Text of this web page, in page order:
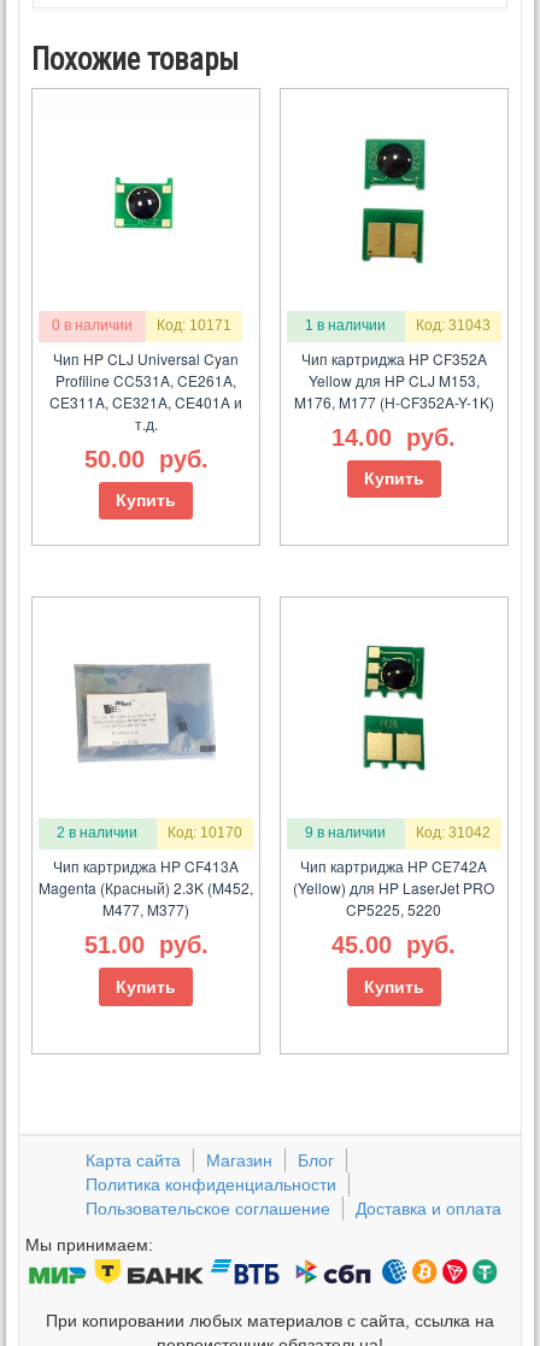
Похожие товары
0 в наличии Код: 10171
Чип HP CLJ Universal Cyan
Profiline CC531A, CE261A,
CE311A, CE321A, CE401A и
т.д.
50.00 руб.
Купить
1 в наличии Код: 31043
Чип картриджа HP CF352A
Yellow для HP CLJ M153,
M176, M177 (H-CF352A-Y-1K)
14.00 руб.
Купить
2 в наличии Код: 10170
Чип картриджа HP CF413A
Magenta (Красный) 2.3K (M452,
M477, M377)
51.00 руб.
Купить
9 в наличии Код: 31042
Чип картриджа HP CE742A
(Yellow) для HP LaserJet PRO
CP5225, 5220
45.00 руб.
Купить
Карта сайта Магазин
Блог
Политика конфиденциальности
Пользовательское соглашение
Доставка и оплата
Мы принимаем:
При копировании любых материалов с сайта, ссылка на